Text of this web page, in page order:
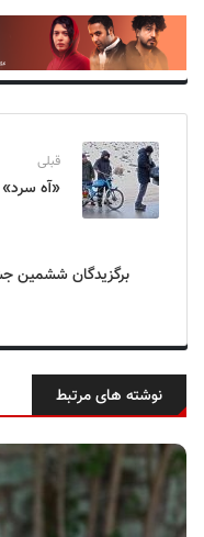
قبلی
«آه سرد»
برگزیدگان ششمین
نوشته های مرتبط